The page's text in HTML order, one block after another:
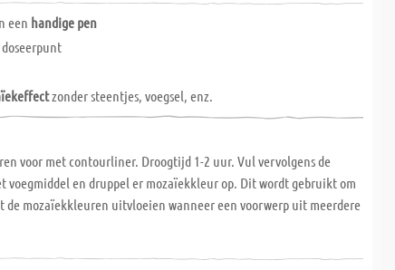
een handige pen
zonder steentjes, voegsel, enz.
voor met contourliner. Droogtijd 1-2 uur. Vul vervolgens de
voegmiddel en druppel er mozaïekkleur op. Dit wordt gebruikt om
de mozaïekkleuren uitvloeien wanneer een voorwerp uit meerdere